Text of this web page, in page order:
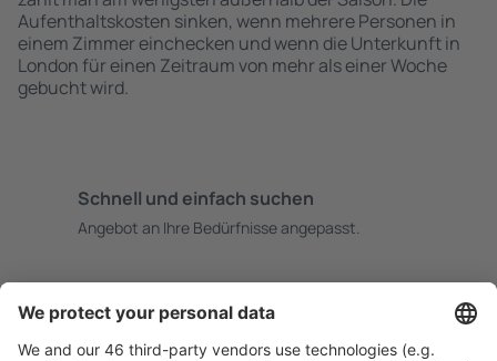
Aufenthaltskosten sinken, wenn mehrere Personen in
einem Zimmer einchecken und wenn die Unterkunft in
London für einen Zeitraum von mehr als einer Woche
gebucht wird.
Schnell und einfach suchen
Angebot an Ihre Bedürfnisse angepasst.
Buchen ohne Sorgen mit einer kostenlosen
Stornierungsoption.